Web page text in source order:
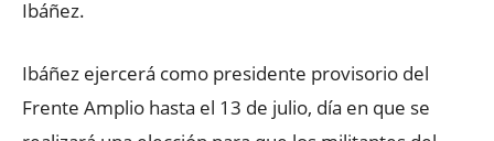
Ibáñez.
Ibáñez ejercerá como presidente provisorio del
Frente Amplio hasta el 13 de julio, día en que se